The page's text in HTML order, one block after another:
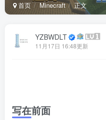
首页 Minecraft 正文
YZBWDLT
11月17日 16:48更新
写在前面